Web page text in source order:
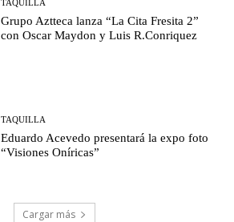
TAQUILLA
Grupo Aztteca lanza “La Cita Fresita 2”
con Oscar Maydon y Luis R.Conriquez
TAQUILLA
Eduardo Acevedo presentará la expo foto
“Visiones Oníricas”
Cargar más